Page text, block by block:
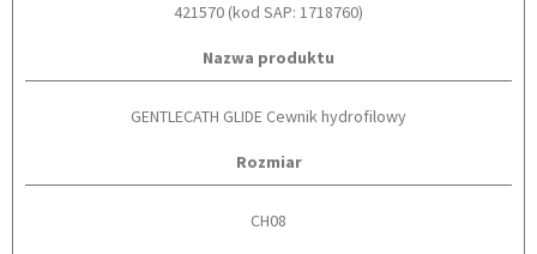
421570 (kod SAP: 1718760)
Nazwa produktu
GENTLECATH GLIDE Cewnik hydrofilowy
Rozmiar
CH08